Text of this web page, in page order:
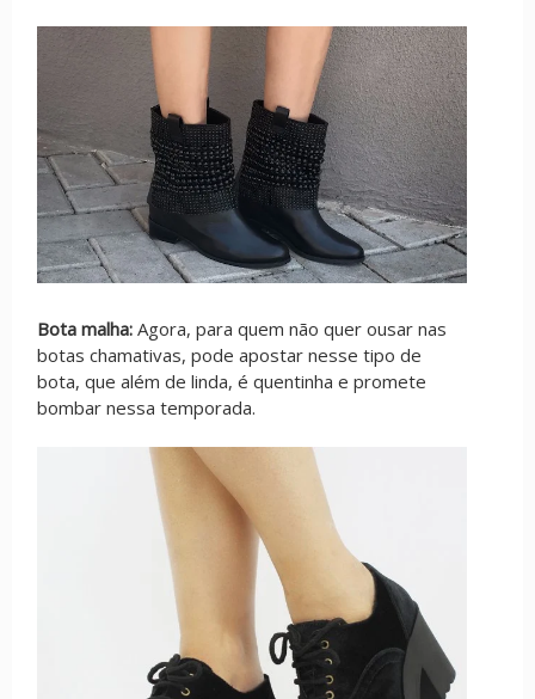
Bota malha: Agora, para quem não quer ousar nas
botas chamativas, pode apostar nesse tipo de
bota, que além de linda, é quentinha e promete
bombar nessa temporada.